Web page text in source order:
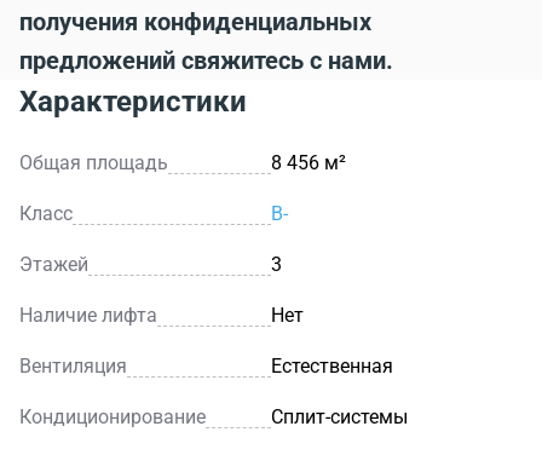
получения конфиденциальных
предложений свяжитесь с нами.
Характеристики
Общая площадь 8 456 м²
Класс B-
Этажей 3
Наличие лифта Нет
Вентиляция Естественная
Кондиционирование Сплит-системы